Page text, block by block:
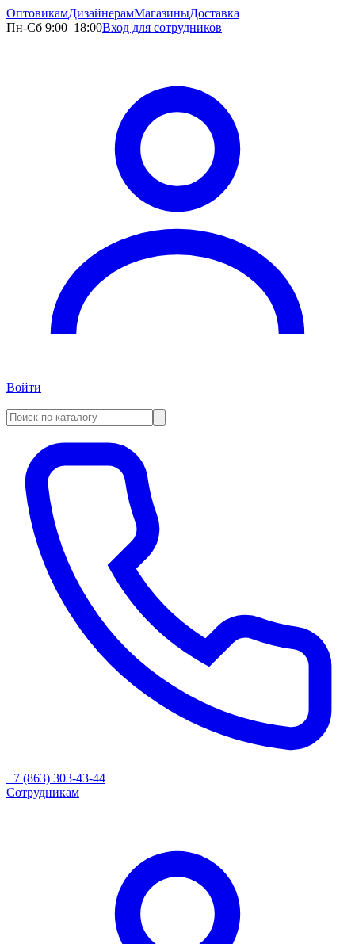
ОптовикамДизайнерамМагазиныДоставка
Пн-Сб 9:00–18:00Вход для сотрудников
Войти
+7 (863) 303-43-44
Сотрудникам